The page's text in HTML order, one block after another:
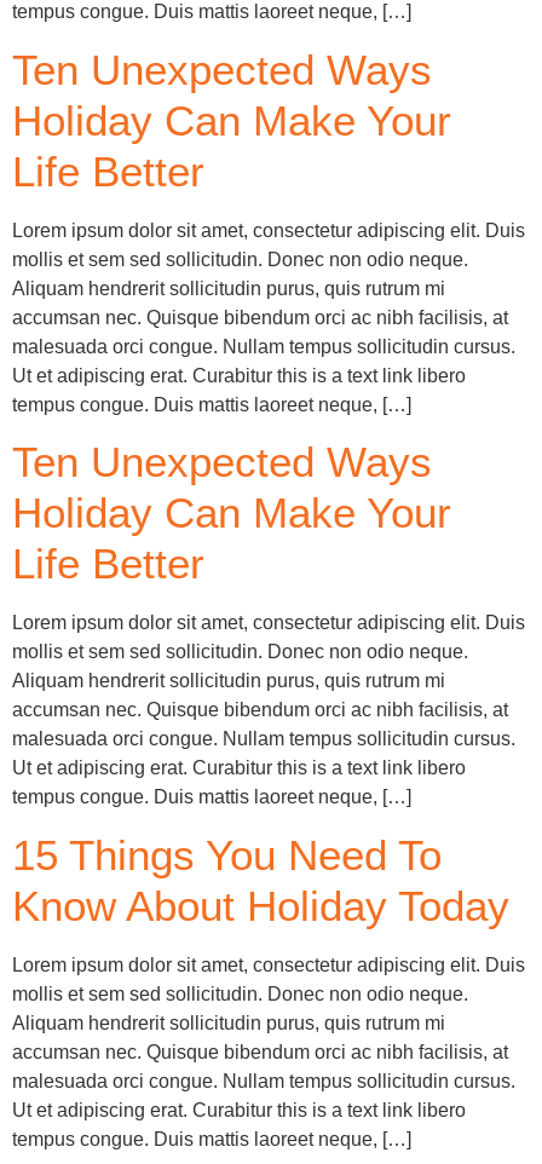
tempus congue. Duis mattis laoreet neque, […]
Ten Unexpected Ways
Holiday Can Make Your
Life Better
Lorem ipsum dolor sit amet, consectetur adipiscing elit. Duis
mollis et sem sed sollicitudin. Donec non odio neque.
Aliquam hendrerit sollicitudin purus, quis rutrum mi
accumsan nec. Quisque bibendum orci ac nibh facilisis, at
malesuada orci congue. Nullam tempus sollicitudin cursus.
Ut et adipiscing erat. Curabitur this is a text link libero
tempus congue. Duis mattis laoreet neque, […]
Ten Unexpected Ways
Holiday Can Make Your
Life Better
Lorem ipsum dolor sit amet, consectetur adipiscing elit. Duis
mollis et sem sed sollicitudin. Donec non odio neque.
Aliquam hendrerit sollicitudin purus, quis rutrum mi
accumsan nec. Quisque bibendum orci ac nibh facilisis, at
malesuada orci congue. Nullam tempus sollicitudin cursus.
Ut et adipiscing erat. Curabitur this is a text link libero
tempus congue. Duis mattis laoreet neque, […]
15 Things You Need To
Know About Holiday Today
Lorem ipsum dolor sit amet, consectetur adipiscing elit. Duis
mollis et sem sed sollicitudin. Donec non odio neque.
Aliquam hendrerit sollicitudin purus, quis rutrum mi
accumsan nec. Quisque bibendum orci ac nibh facilisis, at
malesuada orci congue. Nullam tempus sollicitudin cursus.
Ut et adipiscing erat. Curabitur this is a text link libero
tempus congue. Duis mattis laoreet neque, […]